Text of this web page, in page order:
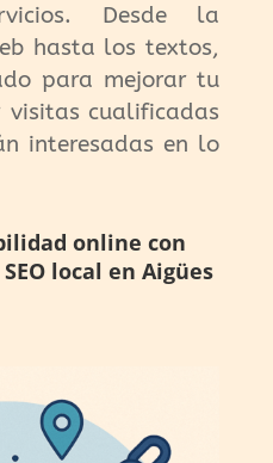
Desde la
hasta los textos,
para mejorar tu
cualificadas
interesadas en lo
online con
local en Aigües